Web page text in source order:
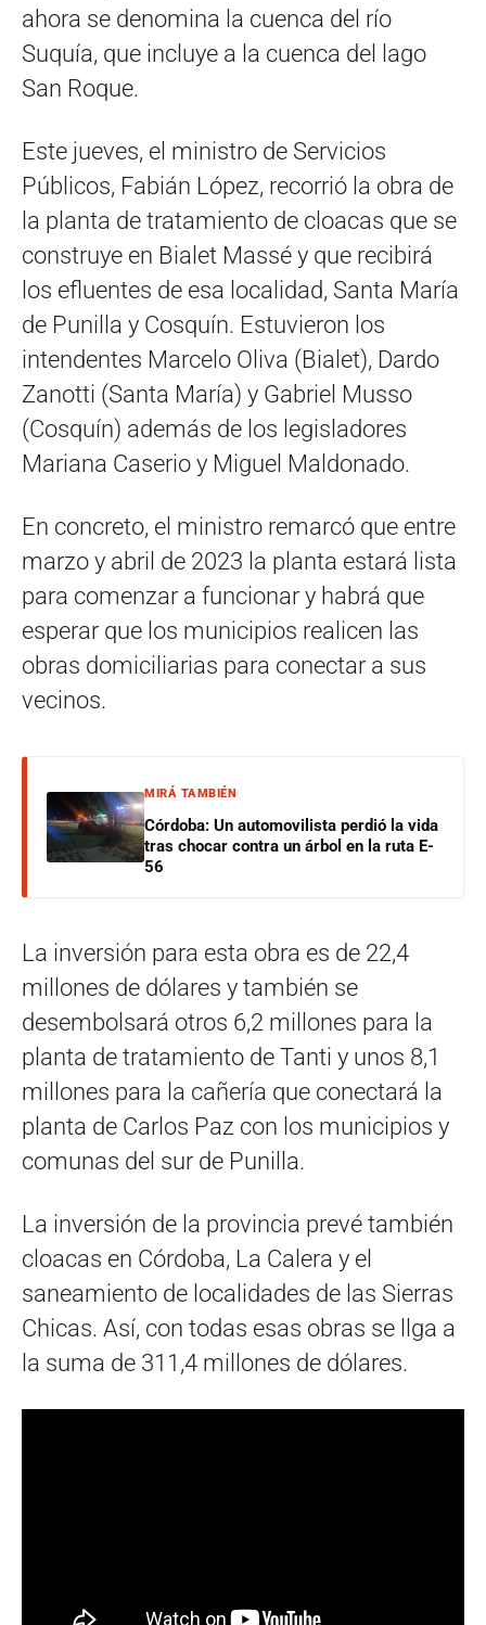
ahora se denomina la cuenca del río
Suquía, que incluye a la cuenca del lago
San Roque.
Este jueves, el ministro de Servicios
Públicos, Fabián López, recorrió la obra de
la planta de tratamiento de cloacas que se
construye en Bialet Massé y que recibirá
los efluentes de esa localidad, Santa María
de Punilla y Cosquín. Estuvieron los
intendentes Marcelo Oliva (Bialet), Dardo
Zanotti (Santa María) y Gabriel Musso
(Cosquín) además de los legisladores
Mariana Caserio y Miguel Maldonado.
En concreto, el ministro remarcó que entre
marzo y abril de 2023 la planta estará lista
para comenzar a funcionar y habrá que
esperar que los municipios realicen las
obras domiciliarias para conectar a sus
vecinos.
MIRÁ TAMBIÉN
Córdoba: Un automovilista perdió la vida
tras chocar contra un árbol en la ruta E-
56
La inversión para esta obra es de 22,4
millones de dólares y también se
desembolsará otros 6,2 millones para la
planta de tratamiento de Tanti y unos 8,1
millones para la cañería que conectará la
planta de Carlos Paz con los municipios y
comunas del sur de Punilla.
La inversión de la provincia prevé también
cloacas en Córdoba, La Calera y el
saneamiento de localidades de las Sierras
Chicas. Así, con todas esas obras se llga a
la suma de 311,4 millones de dólares.